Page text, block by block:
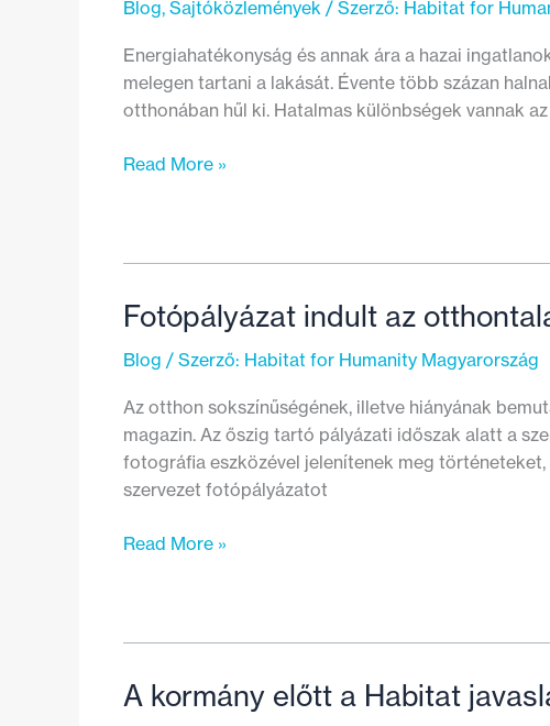
Blog, Sajtóközlemények / Szerző: Habitat for
Energiahatékonyság és annak ára a hazai
melegen tartani a lakását. Évente több százan
otthonában hűl ki. Hatalmas különbségek vannak
Nem
Read More »
Fotópályázat indult az
Blog / Szerző: Habitat for Humanity Magyarország
Az otthon sokszínűségének, illetve hiányának
magazin. Az őszig tartó pályázati időszak alatt a
fotográfia eszközével jelenítenek meg
szervezet fotópályázatot
Fotópályázat
Read More »
A kormány előtt a Habitat